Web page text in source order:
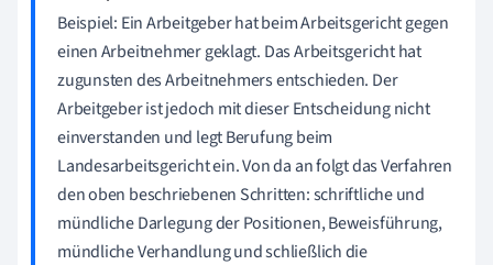
Beispiel: Ein Arbeitgeber hat beim Arbeitsgericht gegen
einen Arbeitnehmer geklagt. Das Arbeitsgericht hat
zugunsten des Arbeitnehmers entschieden. Der
Arbeitgeber ist jedoch mit dieser Entscheidung nicht
einverstanden und legt Berufung beim
Landesarbeitsgericht ein. Von da an folgt das Verfahren
den oben beschriebenen Schritten: schriftliche und
mündliche Darlegung der Positionen, Beweisführung,
mündliche Verhandlung und schließlich die